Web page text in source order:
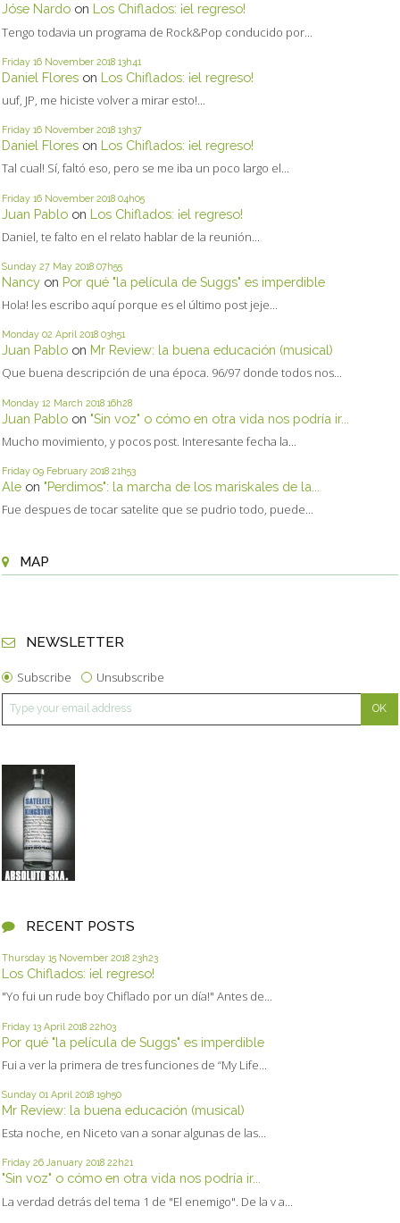
Jóse Nardo on Los Chiflados: ¡el regreso!
Tengo todavia un programa de Rock&Pop conducido por...
Friday 16 November 2018 13h41
Daniel Flores on Los Chiflados: ¡el regreso!
uuf, JP, me hiciste volver a mirar esto!...
Friday 16 November 2018 13h37
Daniel Flores on Los Chiflados: ¡el regreso!
Tal cual! Sí, faltó eso, pero se me iba un poco largo el...
Friday 16 November 2018 04h05
Juan Pablo on Los Chiflados: ¡el regreso!
Daniel, te falto en el relato hablar de la reunión...
Sunday 27 May 2018 07h55
Nancy on Por qué "la película de Suggs" es imperdible
Hola! les escribo aquí porque es el último post jeje...
Monday 02 April 2018 03h51
Juan Pablo on Mr Review: la buena educación (musical)
Que buena descripción de una época. 96/97 donde todos nos...
Monday 12 March 2018 16h28
Juan Pablo on "Sin voz" o cómo en otra vida nos podría ir...
Mucho movimiento, y pocos post. Interesante fecha la...
Friday 09 February 2018 21h53
Ale on "Perdimos": la marcha de los mariskales de la...
Fue despues de tocar satelite que se pudrio todo, puede...
MAP
NEWSLETTER
Subscribe Unsubscribe
RECENT POSTS
Thursday 15 November 2018 23h23
Los Chiflados: ¡el regreso!
"Yo fui un rude boy Chiflado por un día!" Antes de...
Friday 13 April 2018 22h03
Por qué "la película de Suggs" es imperdible
Fui a ver la primera de tres funciones de “My Life...
Sunday 01 April 2018 19h50
Mr Review: la buena educación (musical)
Esta noche, en Niceto van a sonar algunas de las...
Friday 26 January 2018 22h21
"Sin voz" o cómo en otra vida nos podría ir...
La verdad detrás del tema 1 de "El enemigo". De la v a...